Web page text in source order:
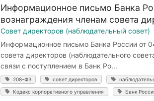
Информационное письмо Банка
вознаграждения членам совета
Совет директоров (наблюдательный совет)
Информационное письмо Банка России от
совета директоров (наблюдательного
связи с поступлением в Банк Ро...
208-ФЗ совет директоров
Кодекс корпоративного управления Банк